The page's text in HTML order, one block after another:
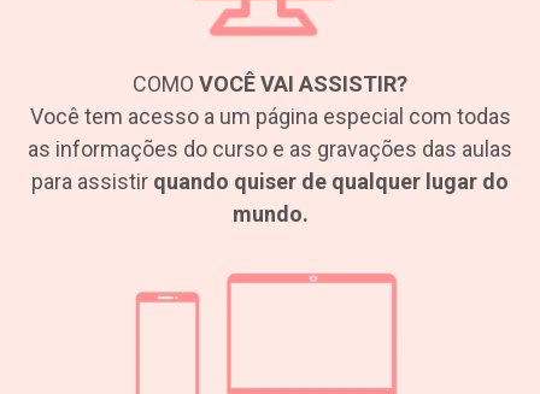
COMO VOCÊ VAI ASSISTIR?
Você tem acesso a um página especial com todas
as informações do curso e as gravações das aulas
para assistir quando quiser de qualquer lugar do
mundo.